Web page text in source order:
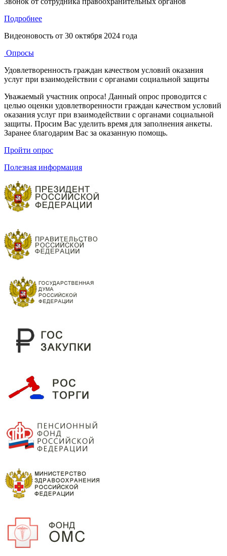
Подробнее
Видеоновость от 30 октября 2024 года
Опросы
Удовлетворенность граждан качеством условий оказания
услуг при взаимодействии с органами социальной защиты
Уважаемый участник опроса! Данный опрос проводится с
целью оценки удовлетворенности граждан качеством условий
оказания услуг при взаимодействии с органами социальной
защиты. Просим Вас уделить время для заполнения анкеты.
Заранее благодарим Вас за оказанную помощь.
Пройти опрос
Полезная информация